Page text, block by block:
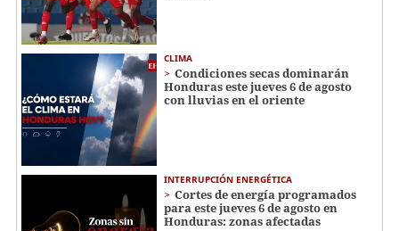
CLIMA
Condiciones secas dominarán
Honduras este jueves 6 de agosto
con lluvias en el oriente
INTERRUPCIÓN ENERGÉTICA
Cortes de energía programados
para este jueves 6 de agosto en
Honduras: zonas afectadas